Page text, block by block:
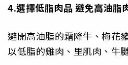
4.選擇低脂肉品 避免高油脂
避開高油脂的霜降牛、梅花
以低脂的雞肉、里肌肉、牛